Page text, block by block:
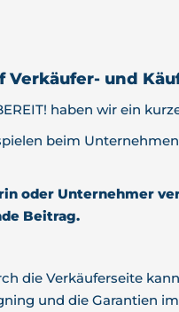
Verkäufer- und
haben wir ein
beim
oder Unternehmer
Beitrag.
die Verkäuferseite
und die Garantien